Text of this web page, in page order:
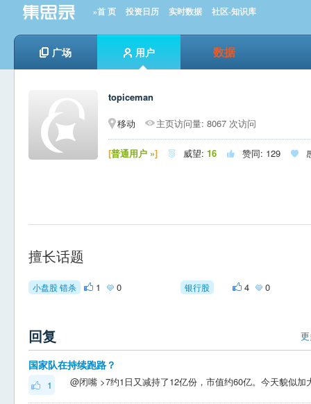
»首 页 投资日历 实时数据 社区-知识库
广场 用户 数据
topiceman
移动
主页访问量: 8067 次访问
[普通用户 »]  威望: 16  赞同: 129 
擅长话题
小盘股 错杀 1 0 银行股 4 0
回复
国家队在持续跑路？
1